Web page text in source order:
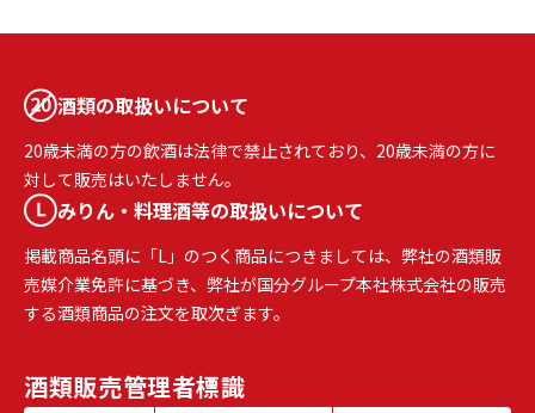
酒類の取扱いについて
20歳未満の方の飲酒は法律で禁止されており、20歳未満の方に
対して販売はいたしません。
みりん・料理酒等の取扱いについて
掲載商品名頭に「L」のつく商品につきましては、弊社の酒類販
売媒介業免許に基づき、弊社が国分グループ本社株式会社の販売
する酒類商品の注文を取次ぎます。
酒類販売管理者標識